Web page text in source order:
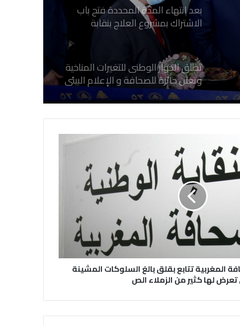
بعد انتهاء المدة المحددة فتح باب
الاشتراك بمشروع العلاج بنقابة
الصحفيين المصريين
تطلق الحوار الوطنى للتغيرات المناخية
وتعلن جائزة للصحافة و الإعلام ‎البيئي
عن التغيرات المناخية
نقابة الصحفيين العراقيين تستقبل طلبة
كلية الإعلام بجامعة المستقبل في بابل
في احتفالية عيد الصحافة النجفية
بمناسبة مرور ١١٢ عاما على صدور أول
صحيفة (العلم)
في عيد الصحافة العراقية تحية لكل
الصحفيين ولأرواح شهداء الصحافة
رئيس العراق ومجلس الوزراء والنواب
العراقيين
المغربية تتابع بقلق بالغ السلوكات المشينة
تعرض لها كثير من الزملاء الص